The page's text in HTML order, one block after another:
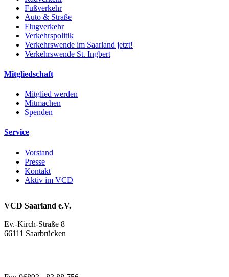
Fußverkehr
Auto & Straße
Flugverkehr
Verkehrspolitik
Verkehrswende im Saarland jetzt!
Verkehrswende St. Ingbert
Mitgliedschaft
Mitglied werden
Mitmachen
Spenden
Service
Vorstand
Presse
Kontakt
Aktiv im VCD
VCD Saarland e.V.
Ev.-Kirch-Straße 8
66111 Saarbrücken